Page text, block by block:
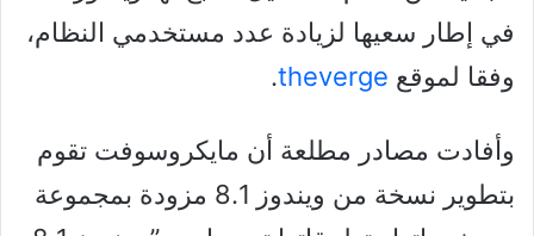
في إطار سعيها لزيادة عدد مستخدمي النظام،
وفقا لموقع theverge
.
وأفادت مصادر مطلعة أن مايكروسوفت تقوم
بتطوير نسخة من ويندوز 8.1 مزودة بمجموعة